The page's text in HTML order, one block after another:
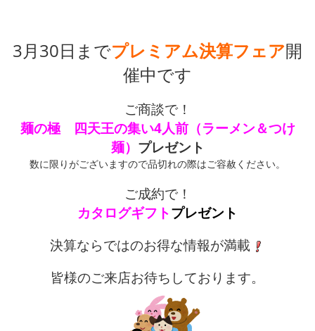
3月30日までプレミアム決算フェア開
催中です
ご商談で！
麺の極 四天王の集い4人前（ラーメン＆つけ
麺） プレゼント
数に限りがございますので品切れの際はご容赦ください。
ご成約で！
カタログギフトプレゼント
決算ならではのお得な情報が満載
皆様のご来店お待ちしております。